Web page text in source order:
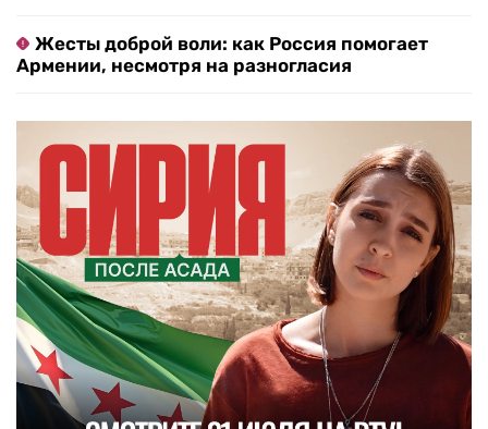
Жесты доброй воли: как Россия помогает
Армении, несмотря на разногласия